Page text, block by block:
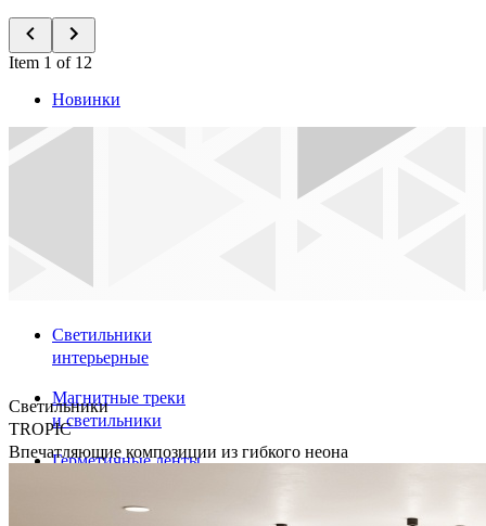
Item 1 of 12
Новинки
Светильники
интерьерные
Магнитные треки
и светильники
Герметичные ленты
Светильники
TROPIC
Впечатляющие композиции из гибкого неона